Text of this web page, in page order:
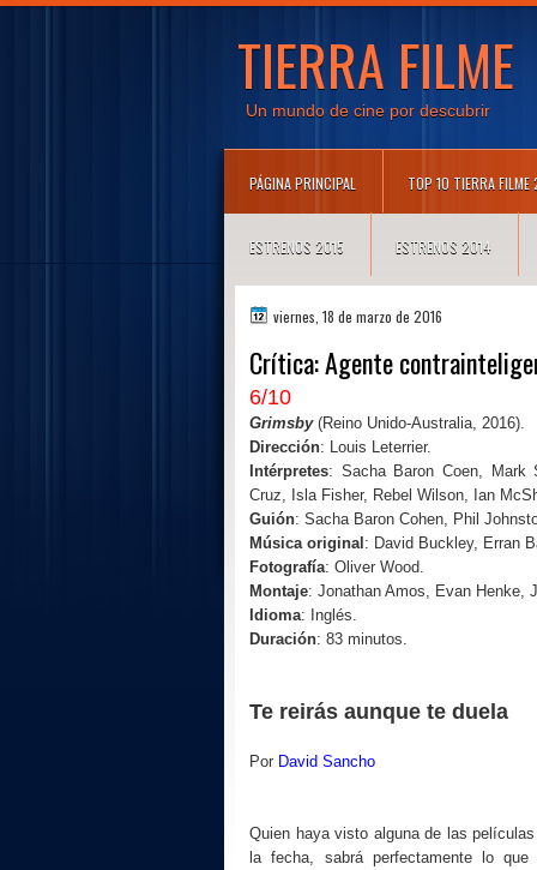
TIERRA FILME
Un mundo de cine por descubrir
PÁGINA PRINCIPAL TOP 10 TIERRA FILME
ESTRENOS 2015 ESTRENOS 2014
viernes, 18 de marzo de 2016
Crítica: Agente
6/10
Grimsby (Reino Unido-Australia, 2016).
Dirección: Louis Leterrier.
Intérpretes: Sacha Baron Coen, Mark
Cruz, Isla Fisher, Rebel Wilson, Ian
Guión: Sacha Baron Cohen, Phil
Música original: David Buckley, Erran
Fotografía: Oliver Wood.
Montaje: Jonathan Amos, Evan Henke,
Idioma: Inglés.
Duración: 83 minutos.
Te reirás aunque te duela
Por David Sancho
Quien haya visto alguna de las
la fecha, sabrá perfectamente lo